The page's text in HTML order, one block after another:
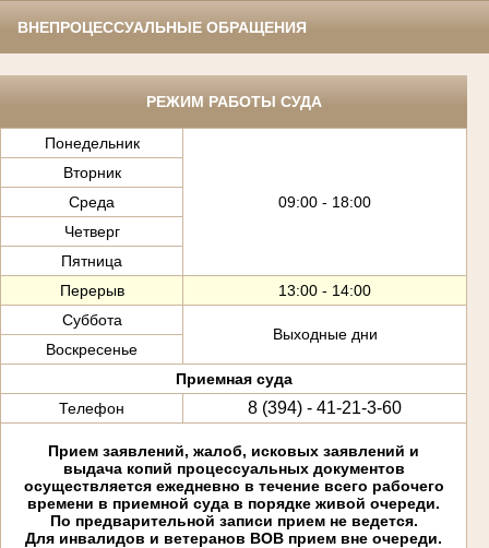
ВНЕПРОЦЕССУАЛЬНЫЕ ОБРАЩЕНИЯ
РЕЖИМ РАБОТЫ СУДА
Понедельник
09:00 - 18:00
Вторник
Среда
Четверг
Пятница
Перерыв
13:00 - 14:00
Суббота
Выходные дни
Воскресенье
Приемная суда
Телефон
8 (394) - 41-21-3-60
Прием заявлений, жалоб, исковых заявлений и
выдача копий процессуальных документов
осуществляется ежедневно в течение всего рабочего
времени в приемной суда в порядке живой очереди.
По предварительной записи прием не ведется.
Для инвалидов и ветеранов ВОВ прием вне очереди.